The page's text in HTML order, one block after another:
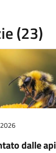
(23)
2026
dalle api